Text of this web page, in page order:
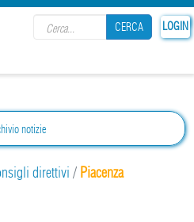
LOGIN
CERCA
CERCA
notizie
direttivi / Piacenza